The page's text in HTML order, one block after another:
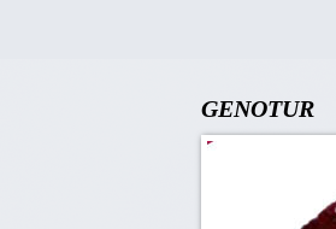
GENOTUR